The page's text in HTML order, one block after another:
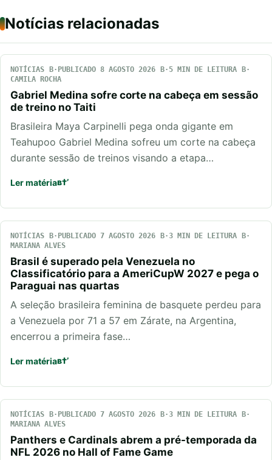
Notícias relacionadas
NOTÍCIAS PUBLICADO 8 AGOSTO 2026
5 MIN DE LEITURA
CAMILA ROCHA
Gabriel Medina sofre corte na cabeça em sessão
de treino no Taiti
Brasileira Maya Carpinelli pega onda gigante em
Teahupoo Gabriel Medina sofreu um corte na cabeça
durante sessão de treinos visando a etapa…
Ler matéria
NOTÍCIAS PUBLICADO 7 AGOSTO 2026
3 MIN DE LEITURA
MARIANA ALVES
Brasil é superado pela Venezuela no
Classificatório para a AmeriCupW 2027 e pega o
Paraguai nas quartas
A seleção brasileira feminina de basquete perdeu para
a Venezuela por 71 a 57 em Zárate, na Argentina,
encerrou a primeira fase…
Ler matéria
NOTÍCIAS PUBLICADO 7 AGOSTO 2026
3 MIN DE LEITURA
MARIANA ALVES
Panthers e Cardinals abrem a pré-temporada da
NFL 2026 no Hall of Fame Game